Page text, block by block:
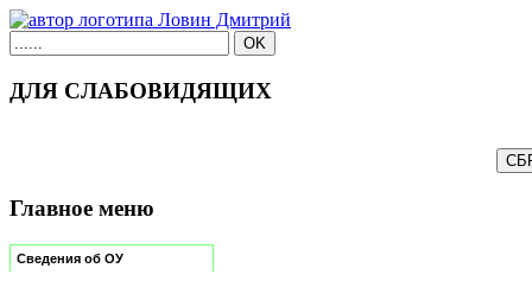
ДЛЯ СЛАБОВИДЯЩИХ
Главное меню
Сведения об ОУ